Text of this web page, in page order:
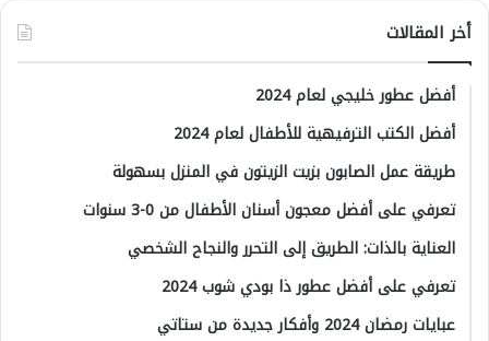
أخر المقالات
أفضل عطور خليجي لعام 2024
أفضل الكتب الترفيهية للأطفال لعام 2024
طريقة عمل الصابون بزيت الزيتون في المنزل بسهولة
تعرفي على أفضل معجون أسنان الأطفال من 0-3 سنوات
العناية بالذات: الطريق إلى التحرر والنجاح الشخصي
تعرفي على أفضل عطور ذا بودي شوب 2024
عبايات رمضان 2024 وأفكار جديدة من ستاتي